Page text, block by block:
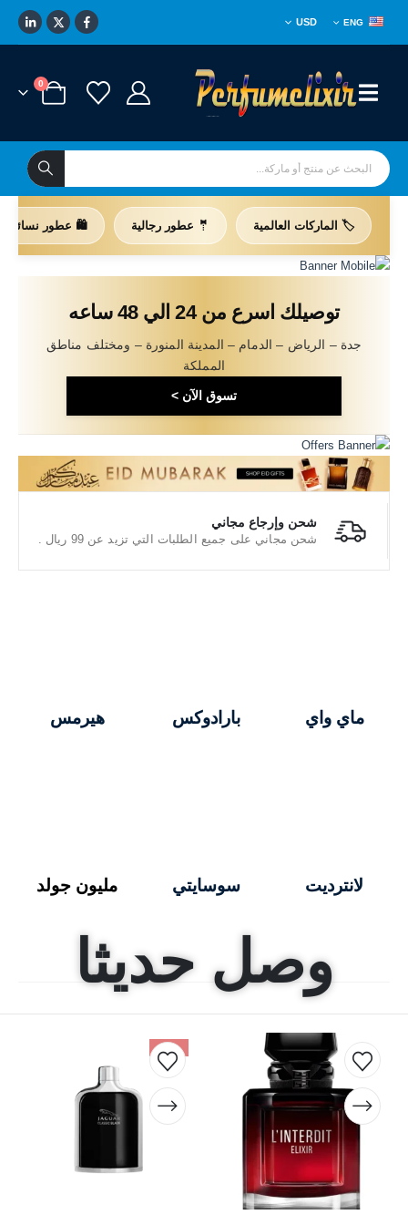
ENG
USD
0
🏷️ الماركات العالمية 🤵 عطور رجالية 🛍️ عطور نسائية
توصيلك اسرع من 24 الي 48 ساعه
جدة – الرياض – الدمام – المدينة المنورة – ومختلف مناطق
المملكة
تسوق الآن >
شحن وإرجاع مجاني
شحن مجاني على جميع الطلبات التي تزيد عن 99 ريال .
ماي واي بارادوكس هيرمس
لانترديت سوسايتي مليون جولد
وصل حديثا
-75%